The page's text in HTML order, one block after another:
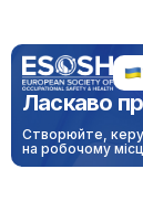
Ласкаво
Створюйте,
на робочому